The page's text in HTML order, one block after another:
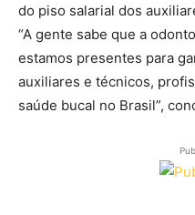
do piso salarial dos
“A gente sabe que a
estamos presentes para
auxiliares e técnicos,
saúde bucal no Brasil”,